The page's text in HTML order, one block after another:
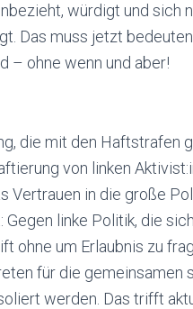
würdigt und sich
Das muss jetzt
– ohne wenn und aber!
die mit den Haftstrafen
von linken
Vertrauen in die große
linke Politik, die
ohne um Erlaubnis zu
für die gemeinsamen
werden. Das trifft